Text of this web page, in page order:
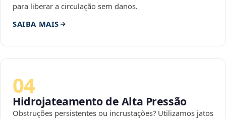
para liberar a circulação sem danos.
SAIBA MAIS
04
Hidrojateamento de Alta Pressão
Obstruções persistentes ou incrustações? Utilizamos jatos